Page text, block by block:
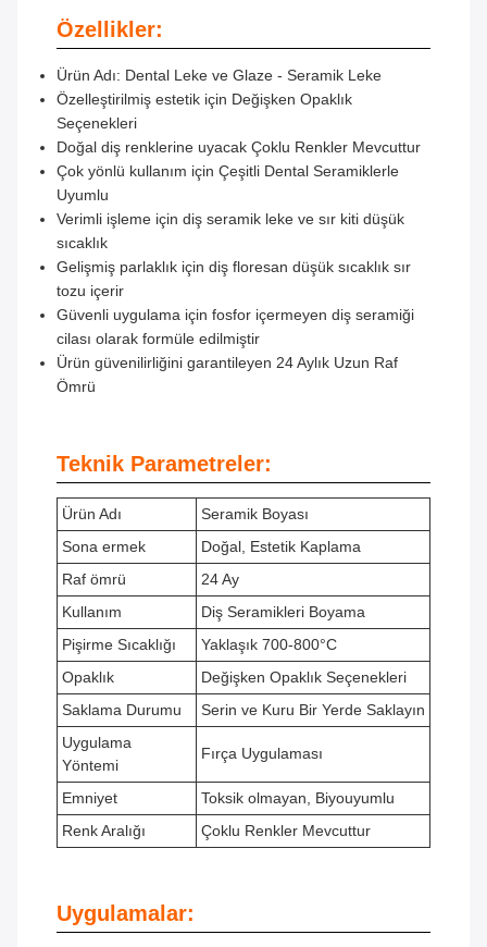
Özellikler:
Ürün Adı: Dental Leke ve Glaze - Seramik Leke
Özelleştirilmiş estetik için Değişken Opaklık
Seçenekleri
Doğal diş renklerine uyacak Çoklu Renkler Mevcuttur
Çok yönlü kullanım için Çeşitli Dental Seramiklerle
Uyumlu
Verimli işleme için diş seramik leke ve sır kiti düşük
sıcaklık
Gelişmiş parlaklık için diş floresan düşük sıcaklık sır
tozu içerir
Güvenli uygulama için fosfor içermeyen diş seramiği
cilası olarak formüle edilmiştir
Ürün güvenilirliğini garantileyen 24 Aylık Uzun Raf
Ömrü
Teknik Parametreler:
Ürün Adı
Seramik Boyası
Sona ermek
Doğal, Estetik Kaplama
Raf ömrü
24 Ay
Kullanım
Diş Seramikleri Boyama
Pişirme Sıcaklığı
Yaklaşık 700-800°C
Opaklık
Değişken Opaklık Seçenekleri
Saklama Durumu
Serin ve Kuru Bir Yerde Saklayın
Uygulama
Yöntemi
Fırça Uygulaması
Emniyet
Toksik olmayan, Biyouyumlu
Renk Aralığı
Çoklu Renkler Mevcuttur
Uygulamalar: